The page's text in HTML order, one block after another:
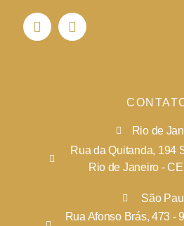
Rio de
Rua da Quitanda, 194
Rio de Janeiro -
São
Rua Afonso Brás, 473 -